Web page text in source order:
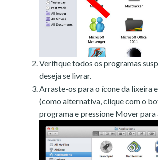
Verifique todos os programas
deseja se livrar.
Arraste-os para o ícone da lixeira
(como alternativa, clique com o
programa e pressione Mover para